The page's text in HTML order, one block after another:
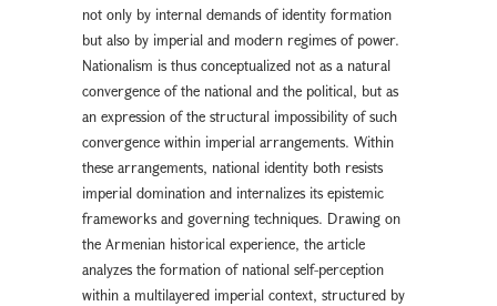
not only by internal demands of identity formation
but also by imperial and modern regimes of power.
Nationalism is thus conceptualized not as a natural
convergence of the national and the political, but as
an expression of the structural impossibility of such
convergence within imperial arrangements. Within
these arrangements, national identity both resists
imperial domination and internalizes its epistemic
frameworks and governing techniques. Drawing on
the Armenian historical experience, the article
analyzes the formation of national self-perception
within a multilayered imperial context, structured by